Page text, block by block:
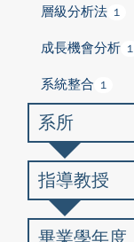
層級分析法 1
成長機會分析 1
系統整合 1
系所
指導教授